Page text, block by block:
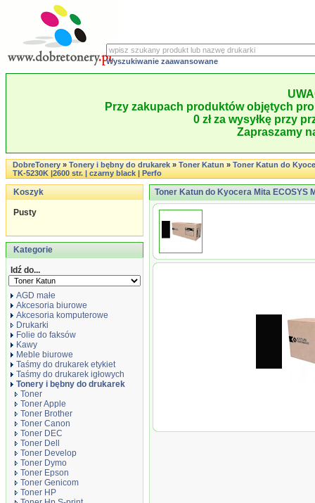
Wyszukiwanie zaawansowane
Przy zakupach produktów objętych
0 zł za wysyłkę przy
Zapraszamy
DobreTonery»Tonery i bębny do drukarek»Toner Katun»Toner Katun do
TK-5230K |2600 str. | czarny black | Perfo
Koszyk
Pusty
Kategorie
Idź do...
AGD małe
Akcesoria biurowe
Akcesoria komputerowe
Drukarki
Folie do faksów
Kawy
Meble biurowe
Taśmy do drukarek etykiet
Taśmy do drukarek igłowych
Tonery i bębny do drukarek
Toner
Toner Apple
Toner Brother
Toner Canon
Toner DEC
Toner Dell
Toner Develop
Toner Dymo
Toner Epson
Toner Genicom
Toner HP
Toner Katun do Kyocera Mita ECOSYS
ECOSYS M